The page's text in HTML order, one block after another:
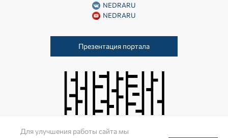
NEDRARU
NEDRARU
Презентация портала
Для улучшения работы сайта мы